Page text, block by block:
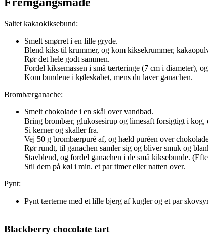
Saltet kakaokiksebund:
Smelt smørret i en lille gryde.
Blend kiks til krummer, og kom kiksekrummer,
Rør det hele godt sammen.
Fordel kiksemassen i små tærteringe (7 cm i diameter),
Kom bundene i køleskabet, mens du laver ganachen.
Brombærganache:
Smelt chokolade i en skål over vandbad.
Bring brombær, glukosesirup og limesaft forsigtigt i kog,
Si kerner og skaller fra.
Vej 50 g brombærpuré af, og hæld puréen over
Rør rundt, til ganachen samler sig og bliver smuk og
Stavblend, og fordel ganachen i de små kiksebunde.
Stil dem på køl i min. et par timer eller natten over.
Pynt:
Pynt tærterne med et lille bjerg af kugler og et par
Blackberry chocolate tart